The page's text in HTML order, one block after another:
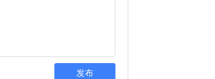
发布